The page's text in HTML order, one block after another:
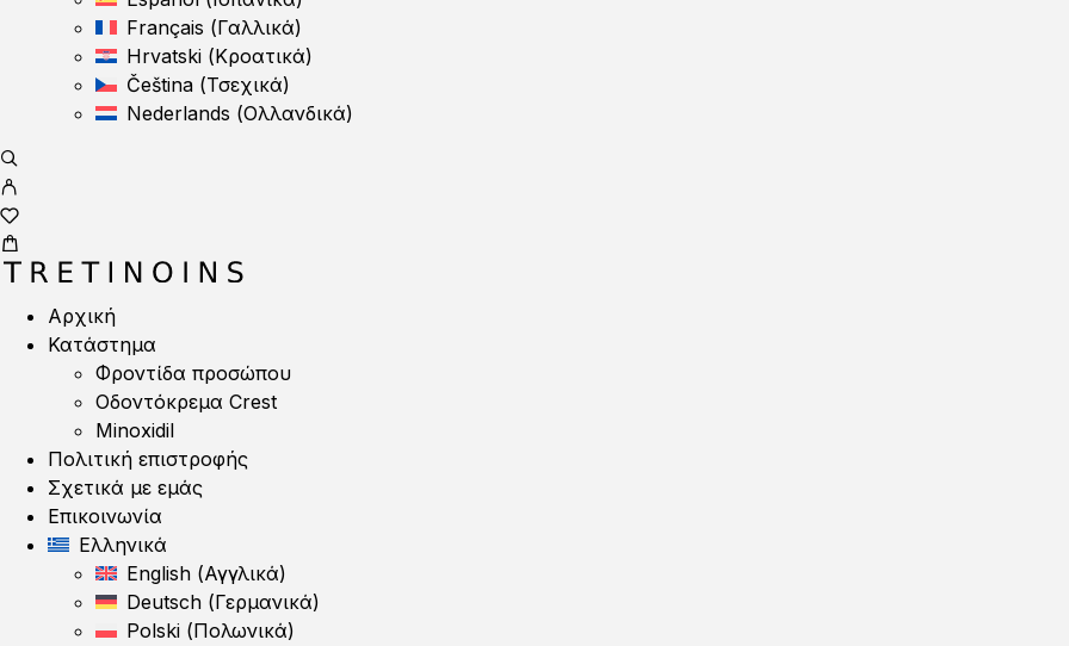
Français (Γαλλικά)
Hrvatski (Κροατικά)
Čeština (Τσεχικά)
Nederlands (Ολλανδικά)
Αρχική
Κατάστημα
Φροντίδα προσώπου
Οδοντόκρεμα Crest
Minoxidil
Πολιτική επιστροφής
Σχετικά με εμάς
Επικοινωνία
Ελληνικά
English (Αγγλικά)
Deutsch (Γερμανικά)
Polski (Πολωνικά)